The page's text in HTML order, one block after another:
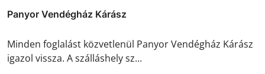
Panyor Vendégház Kárász
Minden foglalást közvetlenül Panyor Vendégház Kárász
igazol vissza. A szálláshely sz...